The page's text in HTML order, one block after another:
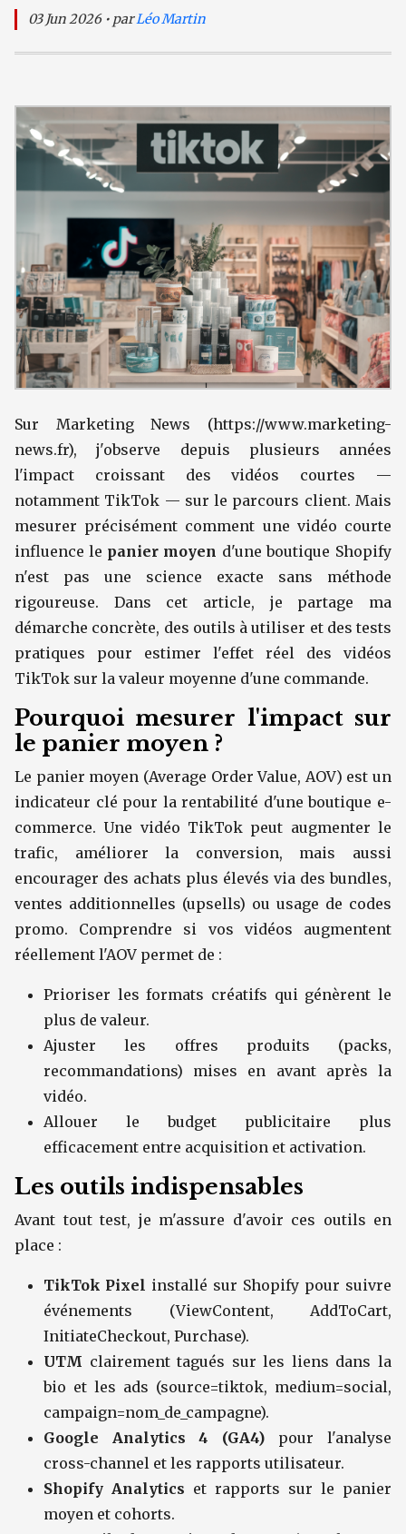
03 Jun 2026 • parLéo Martin
Sur Marketing News (https://www.marketing-
news.fr), j'observe depuis plusieurs années
l'impact croissant des vidéos courtes —
notamment TikTok — sur le parcours client. Mais
mesurer précisément comment une vidéo courte
influence le panier moyen d'une boutique Shopify
n'est pas une science exacte sans méthode
rigoureuse. Dans cet article, je partage ma
démarche concrète, des outils à utiliser et des tests
pratiques pour estimer l'effet réel des vidéos
TikTok sur la valeur moyenne d'une commande.
Pourquoi mesurer l'impact sur
le panier moyen ?
Le panier moyen (Average Order Value, AOV) est un
indicateur clé pour la rentabilité d'une boutique e-
commerce. Une vidéo TikTok peut augmenter le
trafic, améliorer la conversion, mais aussi
encourager des achats plus élevés via des bundles,
ventes additionnelles (upsells) ou usage de codes
promo. Comprendre si vos vidéos augmentent
réellement l'AOV permet de :
Prioriser les formats créatifs qui génèrent le
plus de valeur.
Ajuster les offres produits (packs,
recommandations) mises en avant après la
vidéo.
Allouer le budget publicitaire plus
efficacement entre acquisition et activation.
Les outils indispensables
Avant tout test, je m'assure d'avoir ces outils en
place :
TikTok Pixel installé sur Shopify pour suivre
événements (ViewContent, AddToCart,
InitiateCheckout, Purchase).
UTM clairement tagués sur les liens dans la
bio et les ads (source=tiktok, medium=social,
campaign=nom_de_campagne).
Google Analytics 4 (GA4) pour l'analyse
cross-channel et les rapports utilisateur.
Shopify Analytics et rapports sur le panier
moyen et cohorts.